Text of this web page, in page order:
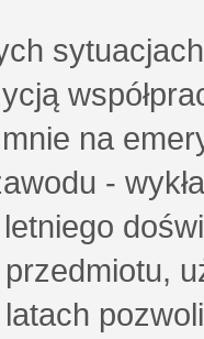
na
-
przedmiotu,